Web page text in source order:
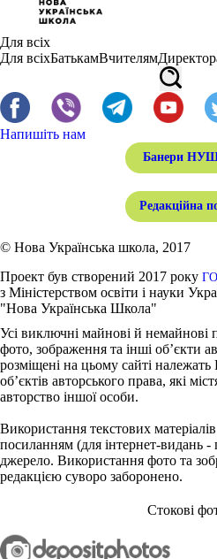
Для всіх
Для всіхБатькамВчителям
Напишіть нам
Банери
Редакційна
© Нова Українська школа, 2017
Проект був створений 2017 року
з Міністерством освіти і науки
"Нова Українська Школа"
Усі виключні майнові й немайнові
фото, зображення та інші об’єкти
розміщені на цьому сайті
об’єктів авторського права, які
авторство іншої особи.
Використання текстових
посиланням (для інтернет-видань -
джерело. Використання фото та
редакцією суворо заборонено.
Стокові